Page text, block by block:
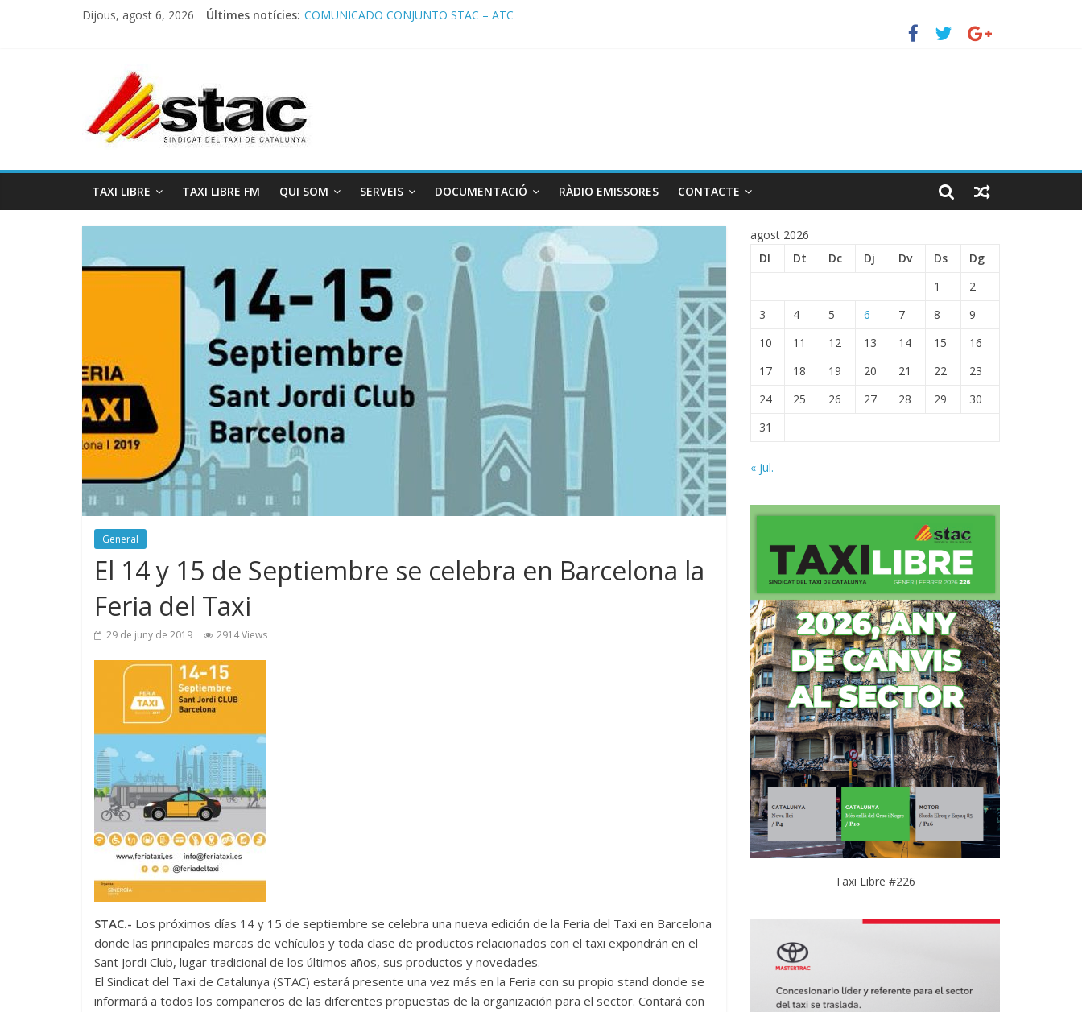
Dijous, agost 6, 2026 Últimes notícies: COMUNICADO CONJUNTO STAC – ATC
TAXI LIBRE TAXI LIBRE FM QUI SOM SERVEIS DOCUMENTACIÓ RÀDIO EMISSORES CONTACTE
General
El 14 y 15 de Septiembre se celebra en Barcelona la
Feria del Taxi
29 de juny de 2019 2914 Views
STAC.- Los próximos días 14 y 15 de septiembre se celebra una nueva edición de la Feria del Taxi en Barcelona
donde las principales marcas de vehículos y toda clase de productos relacionados con el taxi expondrán en el
Sant Jordi Club, lugar tradicional de los últimos años, sus productos y novedades.
El Sindicat del Taxi de Catalunya (STAC) estará presente una vez más en la Feria con su propio stand donde se
informará a todos los compañeros de las diferentes propuestas de la organización para el sector. Contará con
agost 2026
Dl
Dt Dc Dj Dv Ds
Dg
1
2
3
4 5 6 7 8
9
10
11 12 13 14 15
16
17
18 19 20 21 22
23
24
25 26 27 28 29
30
31
« jul.
Taxi Libre #226